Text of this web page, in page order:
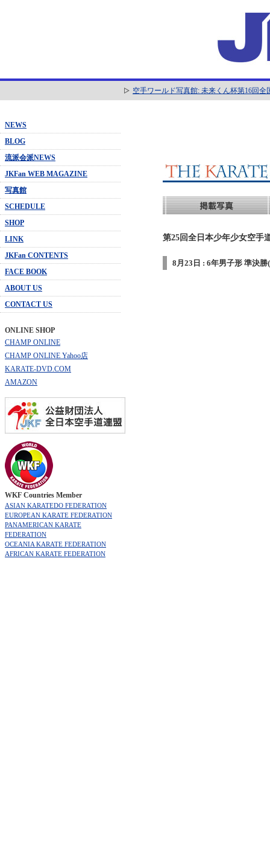
空手ワールド写真館: 未来くん杯第16回
NEWS
BLOG
流派会派NEWS
JKFan WEB MAGAZINE
写真館
SCHEDULE
SHOP
LINK
JKFan CONTENTS
FACE BOOK
ABOUT US
CONTACT US
ONLINE SHOP
CHAMP ONLINE
CHAMP ONLINE Yahoo店
KARATE-DVD.COM
AMAZON
WKF Countries Member
ASIAN KARATEDO FEDERATION
EUROPEAN KARATE FEDERATION
PANAMERICAN KARATE
FEDERATION
OCEANIA KARATE FEDERATION
AFRICAN KARATE FEDERATION
第25回全日本少年少女空手
8月23日 : 6年男子形 準決勝